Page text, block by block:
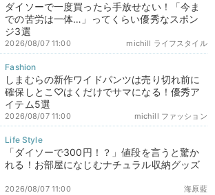
ダイソーで一度買ったら手放せない！「今ま
での苦労は一体…」ってくらい優秀なスポン
ジ3選
michill ライフスタイル
2026/08/07 11:00
しまむらの新作ワイドパンツは売り切れ前に
確保しとこ♡はくだけでサマになる！優秀ア
イテム5選
michill ファッション
2026/08/07 11:00
「ダイソーで300円！？」値段を言うと驚か
れる！お部屋になじむナチュラル収納グッズ
海原藍
2026/08/07 11:00